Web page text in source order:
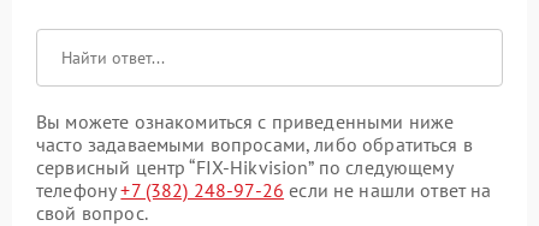
Вы можете ознакомиться с приведенными ниже
часто задаваемыми вопросами, либо обратиться в
сервисный центр “FIX-Hikvision” по следующему
телефону+7 (382) 248-97-26 если не нашли ответ на
свой вопрос.